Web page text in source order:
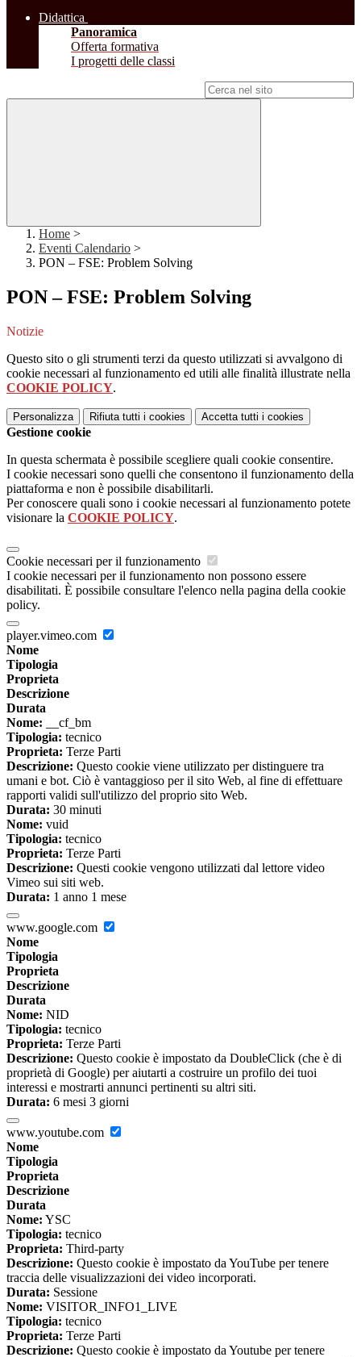
Didattica
Panoramica
Offerta formativa
I progetti delle classi
Home >
Eventi Calendario >
PON – FSE: Problem Solving
PON – FSE: Problem Solving
Notizie
Questo sito o gli strumenti terzi da questo utilizzati si avvalgono di
cookie necessari al funzionamento ed utili alle finalità illustrate nella
COOKIE POLICY.
Personalizza Rifiuta tutti i cookies Accetta tutti i cookies
Gestione cookie
In questa schermata è possibile scegliere quali cookie consentire.
I cookie necessari sono quelli che consentono il funzionamento della
piattaforma e non è possibile disabilitarli.
Per conoscere quali sono i cookie necessari al funzionamento potete
visionare la COOKIE POLICY.
Cookie necessari per il funzionamento
I cookie necessari per il funzionamento non possono essere
disabilitati. È possibile consultare l'elenco nella pagina della cookie
policy.
player.vimeo.com
Nome
Tipologia
Proprieta
Descrizione
Durata
Nome: __cf_bm
Tipologia: tecnico
Proprieta: Terze Parti
Descrizione: Questo cookie viene utilizzato per distinguere tra
umani e bot. Ciò è vantaggioso per il sito Web, al fine di effettuare
rapporti validi sull'utilizzo del proprio sito Web.
Durata: 30 minuti
Nome: vuid
Tipologia: tecnico
Proprieta: Terze Parti
Descrizione: Questi cookie vengono utilizzati dal lettore video
Vimeo sui siti web.
Durata: 1 anno 1 mese
www.google.com
Nome
Tipologia
Proprieta
Descrizione
Durata
Nome: NID
Tipologia: tecnico
Proprieta: Terze Parti
Descrizione: Questo cookie è impostato da DoubleClick (che è di
proprietà di Google) per aiutarti a costruire un profilo dei tuoi
interessi e mostrarti annunci pertinenti su altri siti.
Durata: 6 mesi 3 giorni
www.youtube.com
Nome
Tipologia
Proprieta
Descrizione
Durata
Nome: YSC
Tipologia: tecnico
Proprieta: Third-party
Descrizione: Questo cookie è impostato da YouTube per tenere
traccia delle visualizzazioni dei video incorporati.
Durata: Sessione
Nome: VISITOR_INFO1_LIVE
Tipologia: tecnico
Proprieta: Terze Parti
Descrizione: Questo cookie è impostato da Youtube per tenere